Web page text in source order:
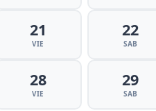
21
VIE
22
SAB
28
VIE
29
SAB